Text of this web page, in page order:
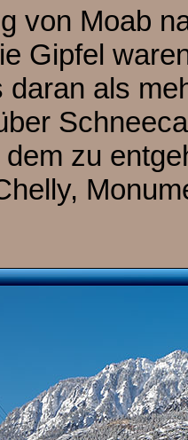
von Moab
Gipfel
daran als
zu